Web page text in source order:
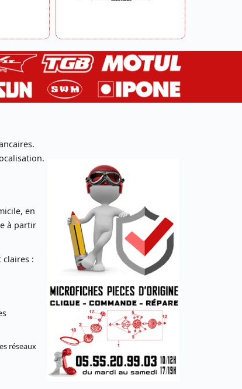
en
à partir
:
réseaux